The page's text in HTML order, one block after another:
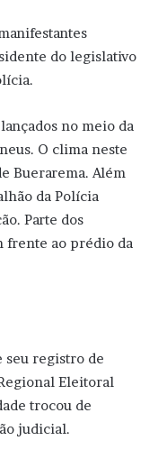
do legislativo
no meio da
O clima neste
Buerarema. Além
da Polícia
Parte dos
frente ao prédio da
seu registro de
Eleitoral
trocou de
judicial.